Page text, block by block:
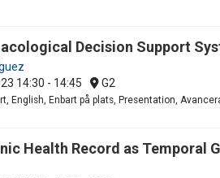
Decision Support
14:30 - 14:45 G2
English, Enbart på plats, Presentation,
Health Record as Temporal